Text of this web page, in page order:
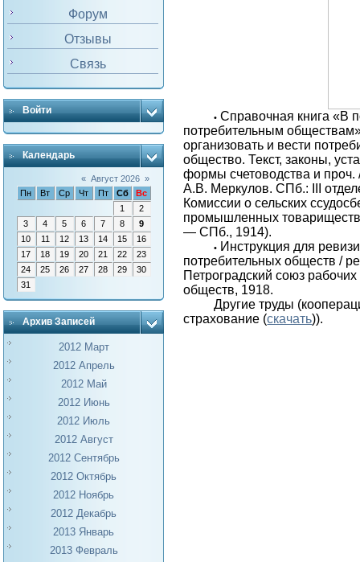
Форум
Отзывы
Связь
Войти
Календарь
« Август 2026 »
Пн
Вт Ср Чт Пт Сб
Вс
1
2
3
4 5 6 7 8
9
10
11 12 13 14 15
16
17
18 19 20 21 22
23
24
25 26 27 28 29
30
31
Архив Записей
2012 Март
2012 Апрель
2012 Май
2012 Июнь
2012 Июль
2012 Август
2012 Сентябрь
2012 Октябрь
2012 Ноябрь
2012 Декабрь
2013 Январь
2013 Февраль
• Справочная книга «В
потребительным
организовать и вести
общество. Текст, законы,
формы счетоводства и проч.
А.В. Меркулов. СПб.: III
Комиссии о сельских
промышленных
— СПб., 1914).
• Инструкция для
потребительных обществ /
Петроградский союз
обществ, 1918.
Другие труды
страхование (скачать)).